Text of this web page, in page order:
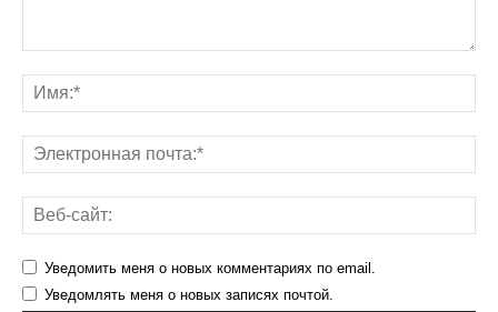
Уведомить меня о новых комментариях по email.
Уведомлять меня о новых записях почтой.